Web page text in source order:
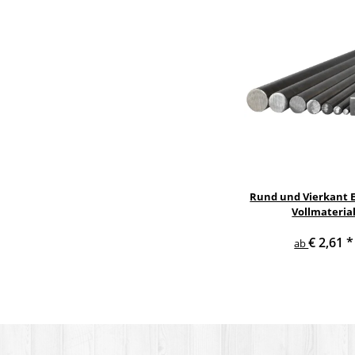
Rund und Vierkant
Vollmaterial
ab€ 2,61*